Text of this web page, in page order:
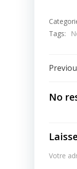
Tags:
No
Votre